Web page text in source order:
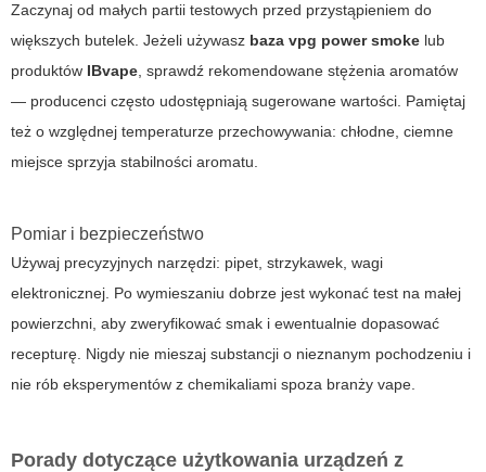
Zaczynaj od małych partii testowych przed przystąpieniem do
większych butelek. Jeżeli używasz baza vpg power smoke lub
produktów IBvape , sprawdź rekomendowane stężenia aromatów
— producenci często udostępniają sugerowane wartości. Pamiętaj
też o względnej temperaturze przechowywania: chłodne, ciemne
miejsce sprzyja stabilności aromatu.
Pomiar i bezpieczeństwo
Używaj precyzyjnych narzędzi: pipet, strzykawek, wagi
elektronicznej. Po wymieszaniu dobrze jest wykonać test na małej
powierzchni, aby zweryfikować smak i ewentualnie dopasować
recepturę. Nigdy nie mieszaj substancji o nieznanym pochodzeniu i
nie rób eksperymentów z chemikaliami spoza branży vape.
Porady dotyczące użytkowania urządzeń z